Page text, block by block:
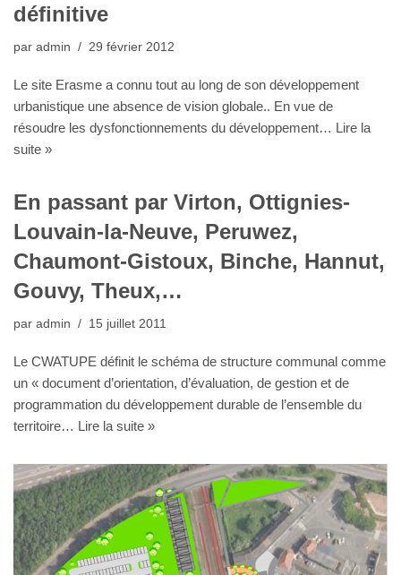
définitive
par admin 29 février 2012
Le site Erasme a connu tout au long de son développement
urbanistique une absence de vision globale.. En vue de
résoudre les dysfonctionnements du développement… Lire la
suite »
En passant par Virton, Ottignies-
Louvain-la-Neuve, Peruwez,
Chaumont-Gistoux, Binche, Hannut,
Gouvy, Theux,…
par admin 15 juillet 2011
Le CWATUPE définit le schéma de structure communal comme
un « document d’orientation, d’évaluation, de gestion et de
programmation du développement durable de l’ensemble du
territoire… Lire la suite »